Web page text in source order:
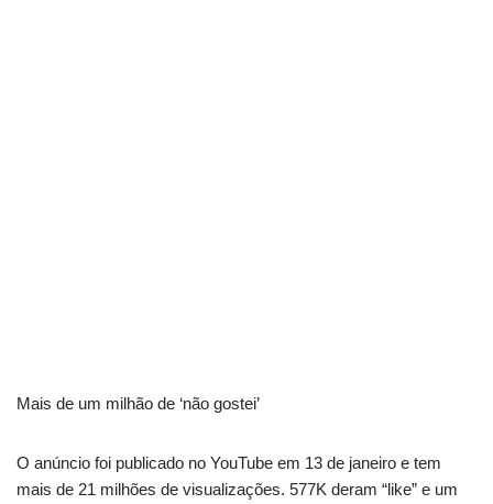
Mais de um milhão de ‘não gostei’
O anúncio foi publicado no YouTube em 13 de janeiro e tem
mais de 21 milhões de visualizações. 577K deram “like” e um